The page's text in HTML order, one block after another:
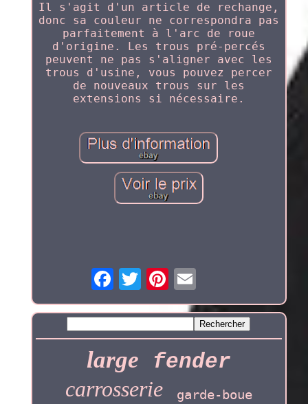
Il s'agit d'un article de rechange,
donc sa couleur ne correspondra pas
parfaitement à l'arc de roue
d'origine. Les trous pré-percés
peuvent ne pas s'aligner avec les
trous d'usine, vous pouvez percer
de nouveaux trous sur les
extensions si nécessaire.
large fender
carrosserie garde-boue